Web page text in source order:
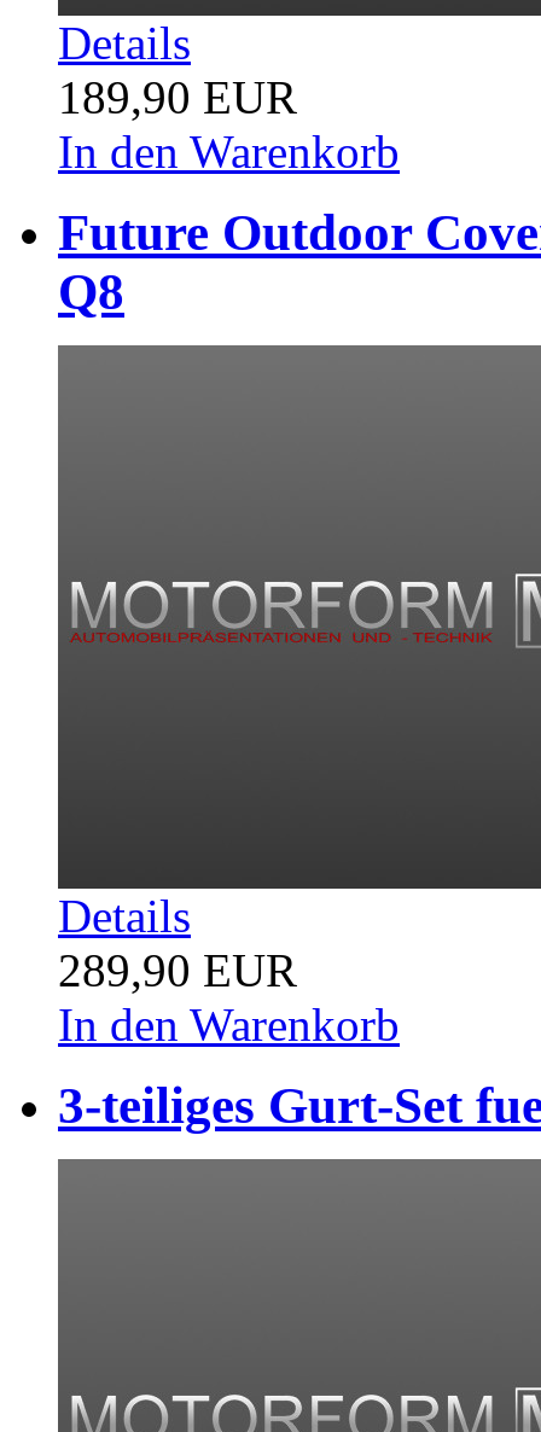
Details
189,90 EUR
In den Warenkorb
Future Outdoor
Q8
Details
289,90 EUR
In den Warenkorb
3-teiliges Gurt-Set